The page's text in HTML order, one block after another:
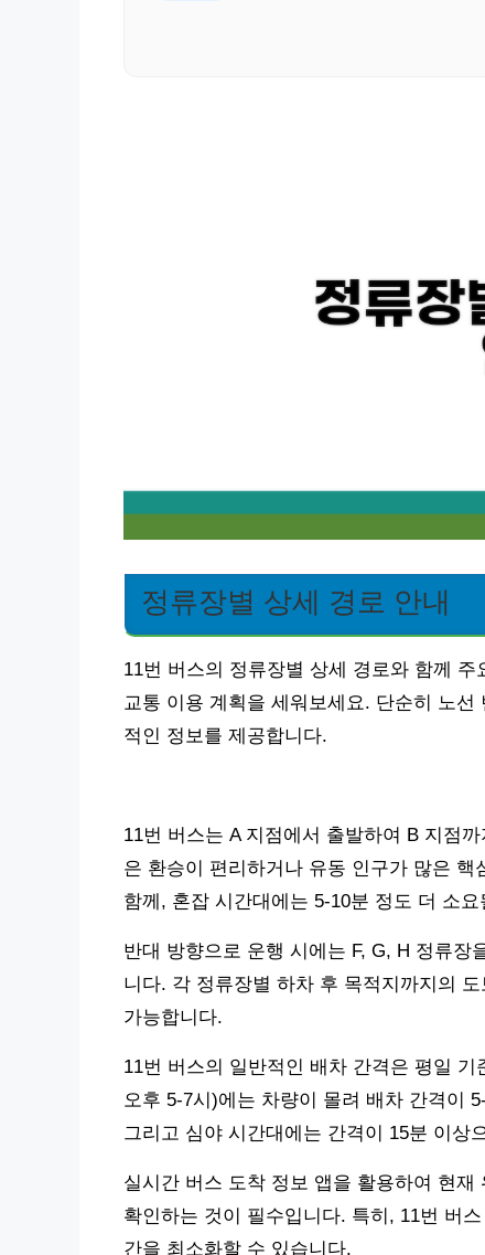
정류장별 상세 경로 안내
11번 버스의 정류장별 상세 경로와 함께
교통 이용 계획을 세워보세요. 단순히 노
적인 정보를 제공합니다.
11번 버스는 A 지점에서 출발하여 B 지점
은 환승이 편리하거나 유동 인구가 많은
함께, 혼잡 시간대에는 5-10분 정도 더 소
반대 방향으로 운행 시에는 F, G, H 정류
니다. 각 정류장별 하차 후 목적지까지의
가능합니다.
11번 버스의 일반적인 배차 간격은 평일
오후 5-7시)에는 차량이 몰려 배차 간격이
그리고 심야 시간대에는 간격이 15분 이상
실시간 버스 도착 정보 앱을 활용하여 현
확인하는 것이 필수입니다. 특히, 11번 버
간을 최소화할 수 있습니다.